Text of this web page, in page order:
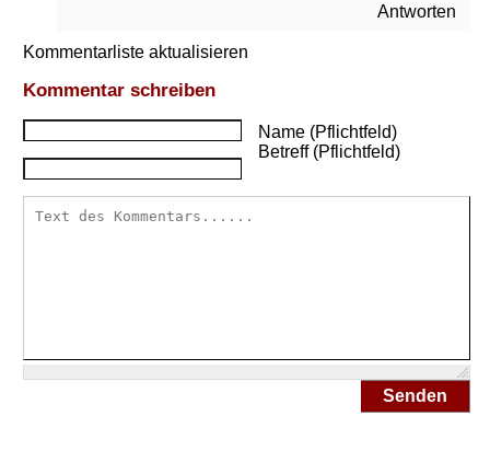
Antworten
Kommentarliste aktualisieren
Kommentar schreiben
Name (Pflichtfeld)
Betreff (Pflichtfeld)
Senden